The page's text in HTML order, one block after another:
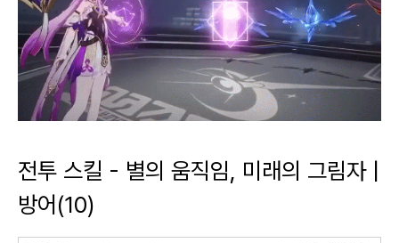
전투 스킬 - 별의 움직임, 미래의 그림자 |
방어(10)